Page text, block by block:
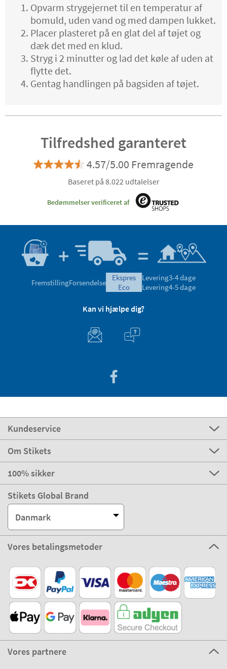
Opvarm strygejernet til en temperatur af
bomuld, uden vand og med dampen lukket.
Placer plasteret på en glat del af tøjet og
dæk det med en klud.
Stryg i 2 minutter og lad det køle af uden at
flytte det.
Gentag handlingen på bagsiden af ​​tøjet.
Tilfredshed garanteret
4.57/5.00 Fremragende
Baseret på 8.022 udtalelser
Bedømmelser verificeret af
FremstillingForsendelse
ekspres
eco
Levering3-4 dage
Levering4-5 dage
Kan vi hjælpe dig?
Kundeservice
Om Stikets
100% sikker
Stikets Global Brand
Danmark
Vores betalingsmetoder
Vores partnere